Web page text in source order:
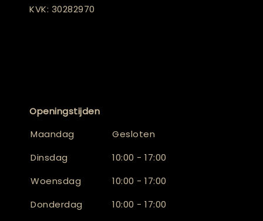
KVK: 30282970
Openingstijden
Maandag
Gesloten
Dinsdag
10:00 - 17:00
Woensdag
10:00 - 17:00
Donderdag
10:00 - 17:00